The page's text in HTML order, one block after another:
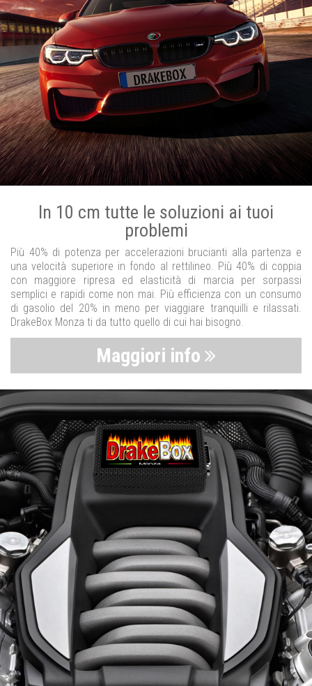
In 10 cm tutte le soluzioni ai tuoi
problemi
Più 40% di potenza per accelerazioni brucianti alla partenza e
una velocità superiore in fondo al rettilineo. Più 40% di coppia
con maggiore ripresa ed elasticità di marcia per sorpassi
semplici e rapidi come non mai. Più efficienza con un consumo
di gasolio del 20% in meno per viaggiare tranquilli e rilassati.
DrakeBox Monza ti da tutto quello di cui hai bisogno.
Maggiori info